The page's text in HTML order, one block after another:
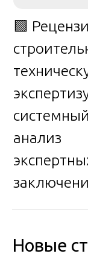
🟩
системный
анализ
Новые